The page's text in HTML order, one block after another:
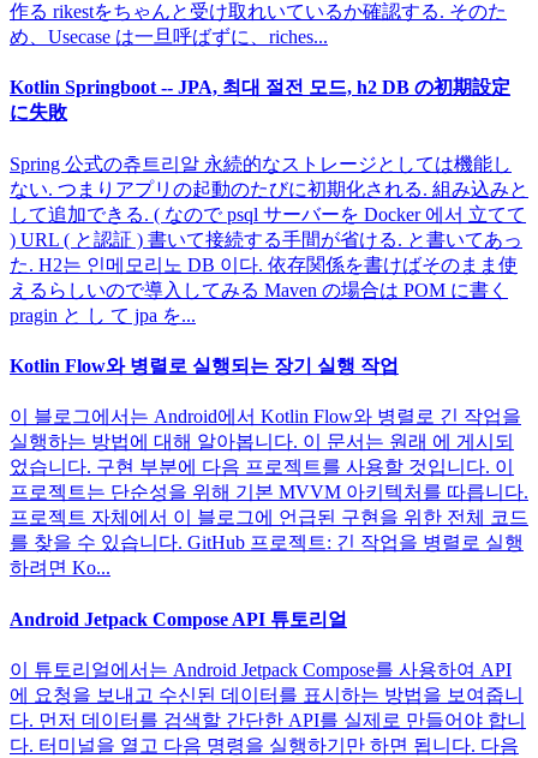
作る rikestをちゃんと受け取れいているか確認する. そのた
め、Usecase は一旦呼ばずに、riches...
Kotlin Springboot -- JPA, 최대 절전 모드, h2 DB の初期設定
に失敗
Spring 公式の츄트리알 永続的なストレージとしては機能し
ない. つまりアプリの起動のたびに初期化される. 組み込みと
して追加できる. ( なので psql サーバーを Docker 에서 立てて
) URL ( と認証 ) 書いて接続する手間が省ける. と書いてあっ
た. H2는 인메모리노 DB 이다. 依存関係を書けばそのまま使
えるらしいので導入してみる Maven の場合は POM に書く
pragin と し て jpa を...
Kotlin Flow와 병렬로 실행되는 장기 실행 작업
이 블로그에서는 Android에서 Kotlin Flow와 병렬로 긴 작업을
실행하는 방법에 대해 알아봅니다. 이 문서는 원래 에 게시되
었습니다. 구현 부분에 다음 프로젝트를 사용할 것입니다. 이
프로젝트는 단순성을 위해 기본 MVVM 아키텍처를 따릅니다.
프로젝트 자체에서 이 블로그에 언급된 구현을 위한 전체 코드
를 찾을 수 있습니다. GitHub 프로젝트: 긴 작업을 병렬로 실행
하려면 Ko...
Android Jetpack Compose API 튜토리얼
이 튜토리얼에서는 Android Jetpack Compose를 사용하여 API
에 요청을 보내고 수신된 데이터를 표시하는 방법을 보여줍니
다. 먼저 데이터를 검색할 간단한 API를 실제로 만들어야 합니
다. 터미널을 열고 다음 명령을 실행하기만 하면 됩니다. 다음